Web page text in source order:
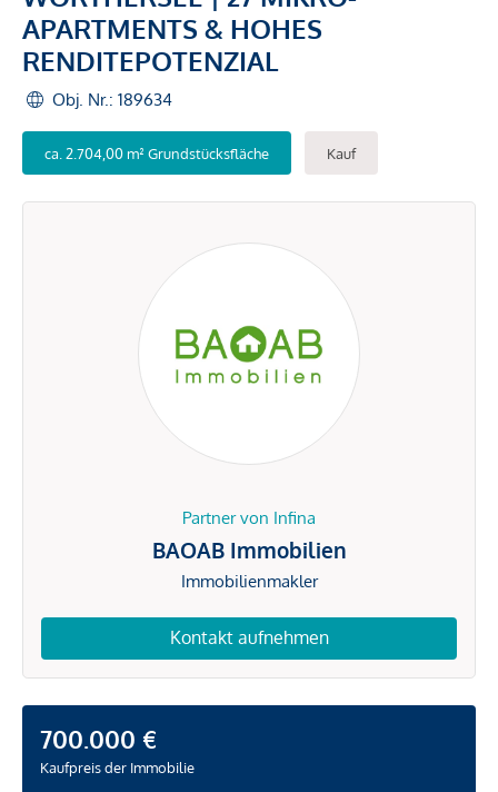
APARTMENTS & HOHES
RENDITEPOTENZIAL
Obj. Nr.: 189634
ca. 2.704,00 m² Grundstücksfläche Kauf
Partner von Infina
BAOAB Immobilien
Immobilienmakler
Kontakt aufnehmen
700.000 €
Kaufpreis der Immobilie